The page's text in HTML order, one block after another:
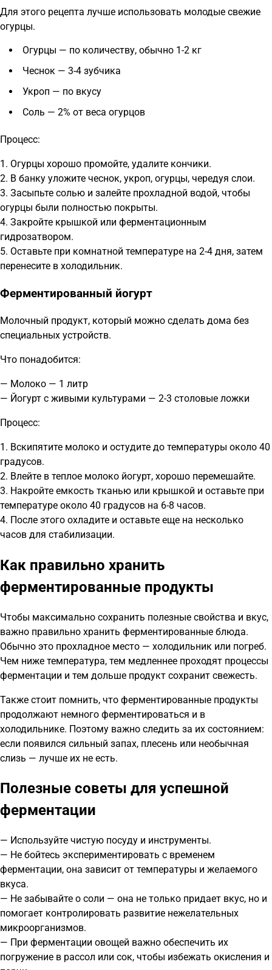
Для этого рецепта лучше использовать молодые свежие
огурцы.
Огурцы — по количеству, обычно 1-2 кг
Чеснок — 3-4 зубчика
Укроп — по вкусу
Соль — 2% от веса огурцов
Процесс:
1. Огурцы хорошо промойте, удалите кончики.
2. В банку уложите чеснок, укроп, огурцы, чередуя слои.
3. Засыпьте солью и залейте прохладной водой, чтобы
огурцы были полностью покрыты.
4. Закройте крышкой или ферментационным
гидрозатвором.
5. Оставьте при комнатной температуре на 2-4 дня, затем
перенесите в холодильник.
Ферментированный йогурт
Молочный продукт, который можно сделать дома без
специальных устройств.
Что понадобится:
— Молоко — 1 литр
— Йогурт с живыми культурами — 2-3 столовые ложки
Процесс:
1. Вскипятите молоко и остудите до температуры около 40
градусов.
2. Влейте в теплое молоко йогурт, хорошо перемешайте.
3. Накройте емкость тканью или крышкой и оставьте при
температуре около 40 градусов на 6-8 часов.
4. После этого охладите и оставьте еще на несколько
часов для стабилизации.
Как правильно хранить
ферментированные продукты
Чтобы максимально сохранить полезные свойства и вкус,
важно правильно хранить ферментированные блюда.
Обычно это прохладное место — холодильник или погреб.
Чем ниже температура, тем медленнее проходят процессы
ферментации и тем дольше продукт сохранит свежесть.
Также стоит помнить, что ферментированные продукты
продолжают немного ферментироваться и в
холодильнике. Поэтому важно следить за их состоянием:
если появился сильный запах, плесень или необычная
слизь — лучше их не есть.
Полезные советы для успешной
ферментации
— Используйте чистую посуду и инструменты.
— Не бойтесь экспериментировать с временем
ферментации, она зависит от температуры и желаемого
вкуса.
— Не забывайте о соли — она не только придает вкус, но и
помогает контролировать развитие нежелательных
микроорганизмов.
— При ферментации овощей важно обеспечить их
погружение в рассол или сок, чтобы избежать окисления и